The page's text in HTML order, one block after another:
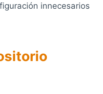
innecesarios